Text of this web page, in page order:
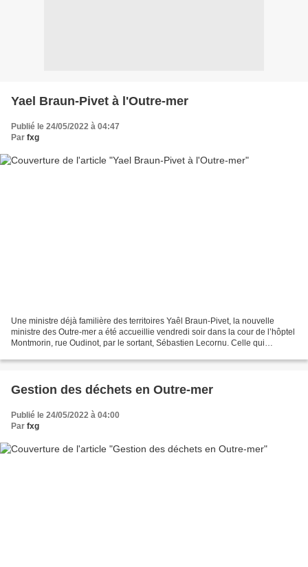
Yael Braun-Pivet à l'Outre-mer
Publié le 24/05/2022 à 04:47
Par fxg
Une ministre déjà familière des territoires Yaêl Braun-Pivet, la nouvelle
ministre des Outre-mer a été accueillie vendredi soir dans la cour de l’hôptel
Montmorin, rue Oudinot, par le sortant, Sébastien Lecornu. Celle qui
Gestion des déchets en Outre-mer
Publié le 24/05/2022 à 04:00
Par fxg